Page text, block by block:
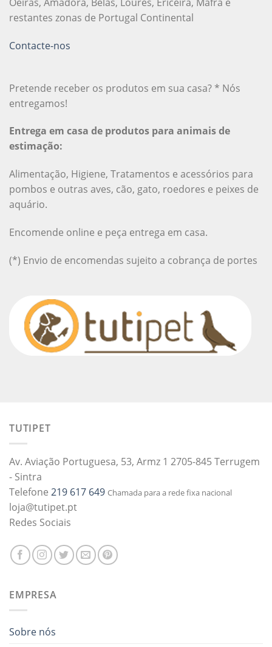
restantes zonas de Portugal Continental
Contacte-nos
Pretende receber os produtos em sua casa? * Nós
entregamos!
Entrega em casa de produtos para animais de
estimação:
Alimentação, Higiene, Tratamentos e acessórios para
pombos e outras aves, cão, gato, roedores e peixes de
aquário.
Encomende online e peça entrega em casa.
(*) Envio de encomendas sujeito a cobrança de portes
TUTIPET
Av. Aviação Portuguesa, 53, Armz 1 2705-845 Terrugem
- Sintra
Telefone 219 617 649 Chamada para a rede fixa nacional
loja@tutipet.pt
Redes Sociais
EMPRESA
Sobre nós